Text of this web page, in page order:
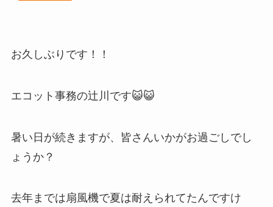
お久しぶりです！！
エコット事務の辻川です😺😺
暑い日が続きますが、皆さんいかがお過ごしでし
ょうか？
去年までは扇風機で夏は耐えられてたんですけ